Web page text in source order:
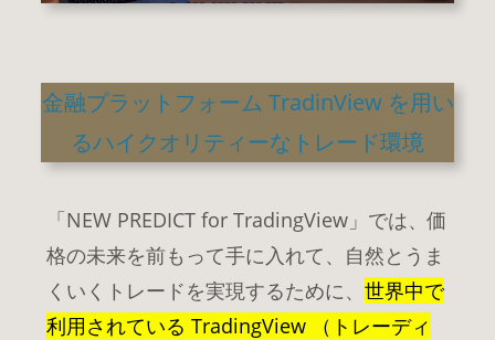
金融プラットフォーム TradinView を用い
るハイクオリティーなトレード環境
「NEW PREDICT for TradingView」では、価
格の未来を前もって手に入れて、自然とうま
くいくトレードを実現するために、 世界中で
利用されている TradingView （トレーディ